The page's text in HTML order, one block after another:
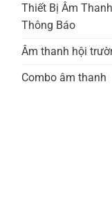
Thiết Bị Âm Thanh
Thông Báo
Âm thanh hội
Combo âm thanh